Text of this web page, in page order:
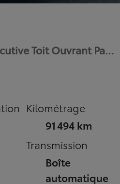
Toit Ouvrant
Kilométrage
91 494 km
Transmission
Boîte
automatique